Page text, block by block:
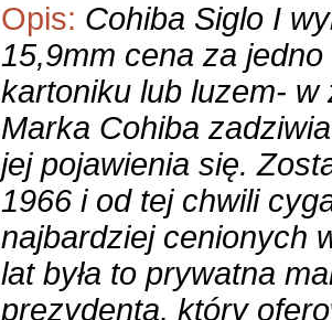
Opis: Cohiba Siglo I
15,9mm cena za
kartoniku lub luzem-
Marka Cohiba
jej pojawienia się.
1966 i od tej chwili
najbardziej cenionych
lat była to prywatna
prezydenta, który